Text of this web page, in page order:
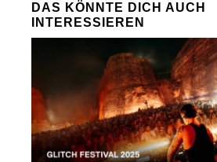
DAS KÖNNTE DICH AUCH
INTERESSIEREN